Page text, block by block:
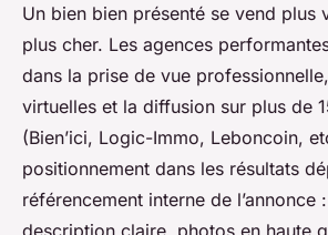
Un bien bien présenté se vend plus
plus cher. Les agences
dans la prise de vue
virtuelles et la diffusion sur plus de
(Bien’ici, Logic-Immo, Leboncoin,
positionnement dans les résultats
référencement interne de l’annonce
description claire, photos en haute